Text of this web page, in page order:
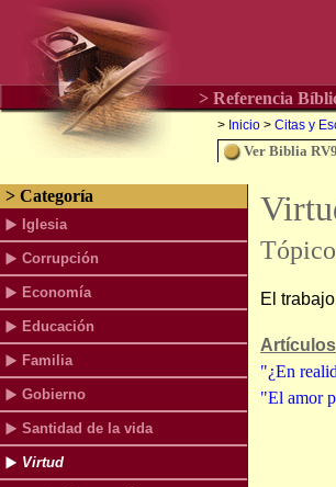
> Referencia
> Inicio > Citas y
Ver Biblia
> Categoría
Iglesia
Corrupción
Economía
Educación
Familia
Gobierno
Santidad de la vida
Virtud
El
Artículos
"¿En
"El amor